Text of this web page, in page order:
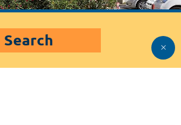
Search